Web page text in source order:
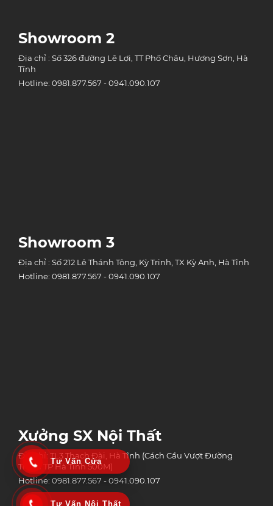
Showroom 2
Địa chỉ : Số 326 đường Lê Lợi, TT Phố Châu, Hương Sơn, Hà
Tĩnh
Hotline: 0981.877.567 - 0941.090.107
Showroom 3
Địa chỉ : Số 212 Lê Thánh Tông, Kỳ Trinh, TX Kỳ Anh, Hà Tĩnh
Hotline: 0981.877.567 - 0941.090.107
Xưởng SX Nội Thất
Địa chỉ: TL3 Thạch Đài, Hà Tĩnh (Cách Cầu Vượt Đường
Tránh TP Hà Tĩnh 500M)
Hotline: 0981.877.567 - 0941.090.107
Tư Vấn Cửa
Tư Vấn Nội Thất